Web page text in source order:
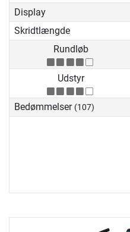
Display
Skridtlængde
Rundløb
Udstyr
Bedømmelser (107)